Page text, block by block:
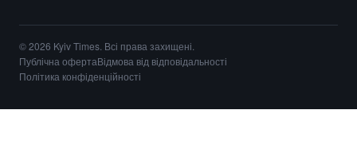
© 2026 Kyiv Times. Всі права захищені.
Публічна офертаВідмова від відповідальності
Політика конфіденційності